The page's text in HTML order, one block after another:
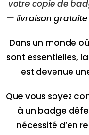
votre copie de
— livraison gratuite
Dans un monde
sont essentielles, la
est devenue
Que vous soyez
à un badge
nécessité d’en